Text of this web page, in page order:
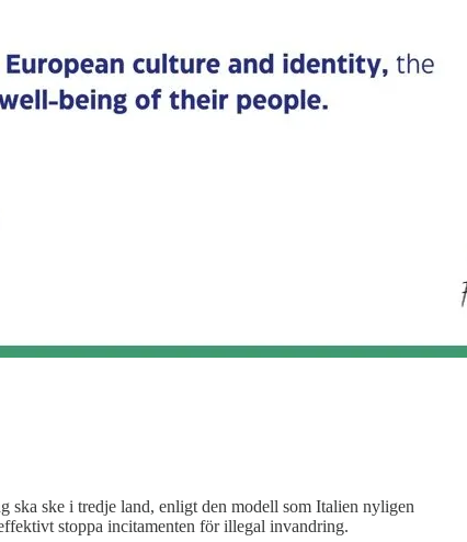
ska ske i tredje land, enligt den modell som Italien nyligen
stoppa incitamenten för illegal invandring.